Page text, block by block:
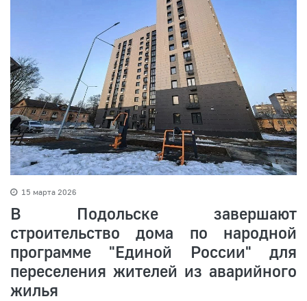
15 марта 2026
В Подольске завершают
строительство дома по народной
программе "Единой России" для
переселения жителей из аварийного
жилья